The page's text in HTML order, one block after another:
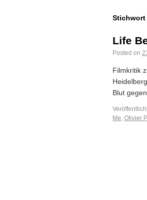
Stichwort
Life
Posted on
Filmkritik
Blut
Me, Olivier